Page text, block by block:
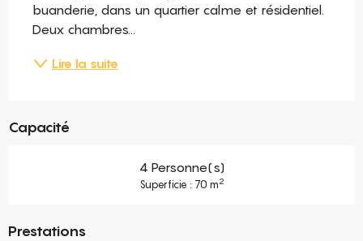
buanderie, dans un quartier calme et résidentiel.
Deux chambres...
Lire la suite
Capacité
4 Personne(s)
Superficie : 70 m2
Prestations